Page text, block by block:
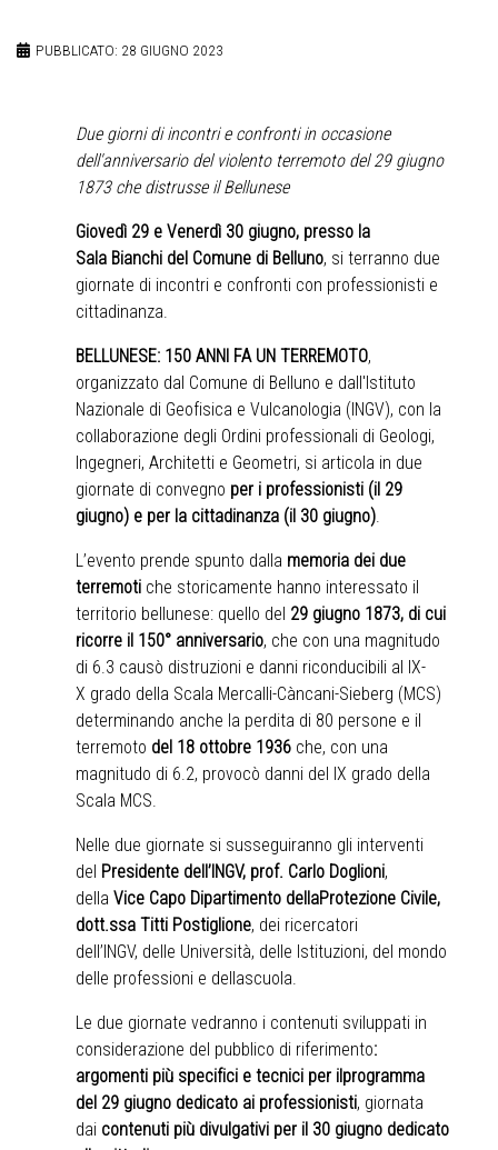
PUBBLICATO: 28 GIUGNO 2023
Due giorni di incontri e confronti in occasione
dell'anniversario del violento terremoto del 29 giugno
1873 che distrusse il Bellunese
Giovedì 29 e Venerdì 30 giugno, presso la
Sala Bianchi del Comune di Belluno, si terranno due
giornate di incontri e confronti con professionisti e
cittadinanza.
BELLUNESE: 150 ANNI FA UN TERREMOTO,
organizzato dal Comune di Belluno e dall'Istituto
Nazionale di Geofisica e Vulcanologia (INGV), con la
collaborazione degli Ordini professionali di Geologi,
Ingegneri, Architetti e Geometri, si articola in due
giornate di convegno per i professionisti (il 29
giugno) e per la cittadinanza (il 30 giugno).
L’evento prende spunto dalla memoria dei due
terremoti che storicamente hanno interessato il
territorio bellunese: quello del 29 giugno 1873, di cui
ricorre il 150° anniversario, che con una magnitudo
di 6.3 causò distruzioni e danni riconducibili al IX-
X grado della Scala Mercalli-Càncani-Sieberg (MCS)
determinando anche la perdita di 80 persone e il
terremoto del 18 ottobre 1936 che, con una
magnitudo di 6.2, provocò danni del IX grado della
Scala MCS.
Nelle due giornate si susseguiranno gli interventi
del Presidente dell’INGV, prof. Carlo Doglioni,
della Vice Capo Dipartimento dellaProtezione Civile,
dott.ssa Titti Postiglione, dei ricercatori
dell’INGV, delle Università, delle Istituzioni, del mondo
delle professioni e dellascuola.
Le due giornate vedranno i contenuti sviluppati in
considerazione del pubblico di riferimento:
argomenti più specifici e tecnici per ilprogramma
del 29 giugno dedicato ai professionisti, giornata
dai contenuti più divulgativi per il 30 giugno dedicato